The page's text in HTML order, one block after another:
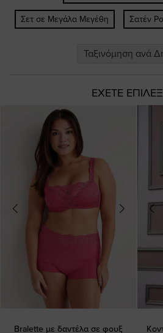
Σετ σε Μεγάλα Μεγέθη Σατέν
ΕΧΕΤΕ
Bralette με δαντέλα σε φουξ